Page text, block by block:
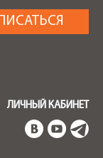
ЛИЧНЫЙ КАБИНЕТ